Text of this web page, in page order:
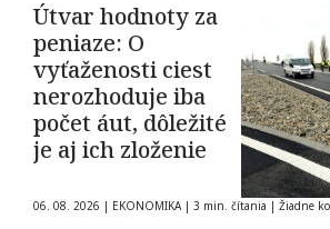
Útvar hodnoty za
peniaze: O
vyťaženosti ciest
nerozhoduje iba
počet áut, dôležité
je aj ich zloženie
06. 08. 2026 | EKONOMIKA | 3 min. čítania | Žiadne